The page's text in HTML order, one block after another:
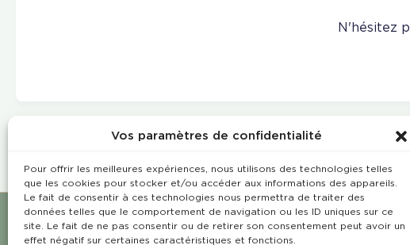
Vos paramètres de confidentialité
Pour offrir les meilleures expériences, nous utilisons des technologies telles
que les cookies pour stocker et/ou accéder aux informations des appareils.
Le fait de consentir à ces technologies nous permettra de traiter des
données telles que le comportement de navigation ou les ID uniques sur ce
site. Le fait de ne pas consentir ou de retirer son consentement peut avoir un
effet négatif sur certaines caractéristiques et fonctions.
N'hésitez